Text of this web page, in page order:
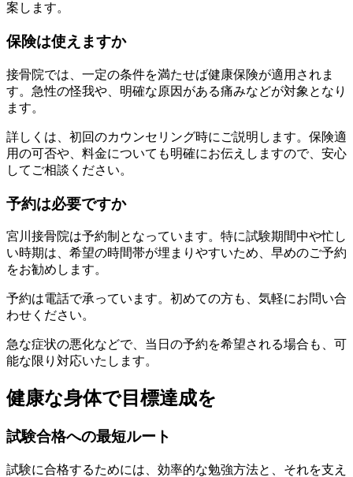
案します。
保険は使えますか
接骨院では、一定の条件を満たせば健康保険が適用されま
す。急性の怪我や、明確な原因がある痛みなどが対象となり
ます。
詳しくは、初回のカウンセリング時にご説明します。保険適
用の可否や、料金についても明確にお伝えしますので、安心
してご相談ください。
予約は必要ですか
宮川接骨院は予約制となっています。特に試験期間中や忙し
い時期は、希望の時間帯が埋まりやすいため、早めのご予約
をお勧めします。
予約は電話で承っています。初めての方も、気軽にお問い合
わせください。
急な症状の悪化などで、当日の予約を希望される場合も、可
能な限り対応いたします。
健康な身体で目標達成を
試験合格への最短ルート
試験に合格するためには、効率的な勉強方法と、それを支え